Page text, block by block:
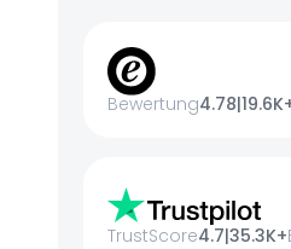
Bewertung4.78|
TrustScore4.7|35.3K+